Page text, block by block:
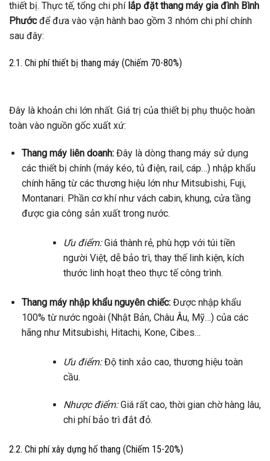
thiết bị. Thực tế, tổng chi phí lắp đặt thang máy gia đình Bình
Phướcđể đưa vào vận hành bao gồm 3 nhóm chi phí chính
sau đây:
2.1. Chi phí thiết bị thang máy (Chiếm 70-80%)
Đây là khoản chi lớn nhất. Giá trị của thiết bị phụ thuộc hoàn
toàn vào nguồn gốc xuất xứ:
Thang máy liên doanh:Đây là dòng thang máy sử dụng
các thiết bị chính (máy kéo, tủ điện, rail, cáp…) nhập khẩu
chính hãng từ các thương hiệu lớn như Mitsubishi, Fuji,
Montanari. Phần cơ khí như vách cabin, khung, cửa tầng
được gia công sản xuất trong nước.
Ưu điểm:Giá thành rẻ, phù hợp với túi tiền
người Việt, dễ bảo trì, thay thế linh kiện, kích
thước linh hoạt theo thực tế công trình.
Thang máy nhập khẩu nguyên chiếc:Được nhập khẩu
100% từ nước ngoài (Nhật Bản, Châu Âu, Mỹ…) của các
hãng như Mitsubishi, Hitachi, Kone, Cibes…
Ưu điểm:Độ tinh xảo cao, thương hiệu toàn
cầu.
Nhược điểm:Giá rất cao, thời gian chờ hàng lâu,
chi phí bảo trì đắt đỏ.
2.2. Chi phí xây dựng hố thang (Chiếm 15-20%)